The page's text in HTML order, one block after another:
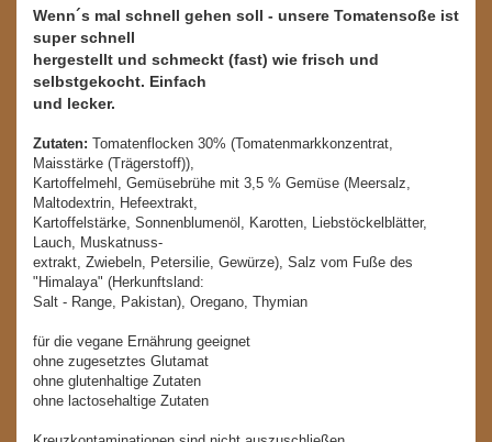
Wenn´s mal schnell gehen soll - unsere Tomatensoße ist
super schnell
hergestellt und schmeckt (fast) wie frisch und
selbstgekocht. Einfach
und lecker.
Zutaten: Tomatenflocken 30% (Tomatenmarkkonzentrat,
Maisstärke (Trägerstoff)),
Kartoffelmehl, Gemüsebrühe mit 3,5 % Gemüse (Meersalz,
Maltodextrin, Hefeextrakt,
Kartoffelstärke, Sonnenblumenöl, Karotten, Liebstöckelblätter,
Lauch, Muskatnuss-
extrakt, Zwiebeln, Petersilie, Gewürze), Salz vom Fuße des
"Himalaya" (Herkunftsland:
Salt - Range, Pakistan), Oregano, Thymian
für die vegane Ernährung geeignet
ohne zugesetztes Glutamat
ohne glutenhaltige Zutaten
ohne lactosehaltige Zutaten